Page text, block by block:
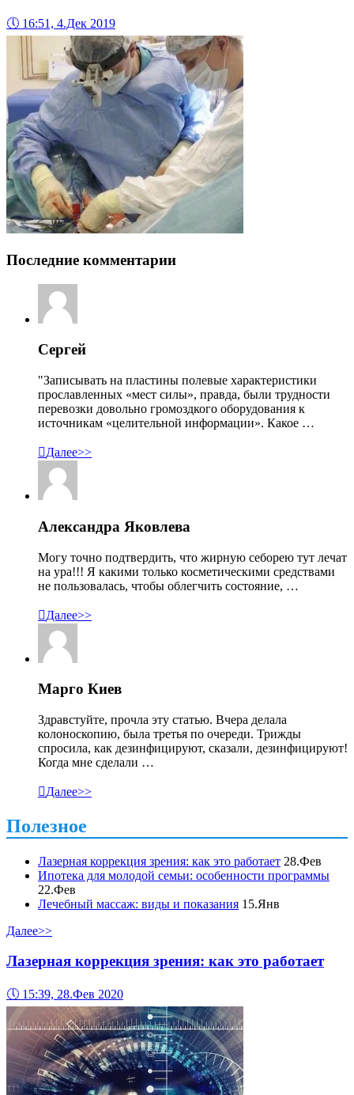
🕔 16:51, 4.Дек 2019
Последние комментарии
Сергей
"Записывать на пластины полевые характеристики
прославленных «мест силы», правда, были трудности
перевозки довольно громоздкого оборудования к
источникам «целительной информации». Какое …
Далее>>
Александра Яковлева
Могу точно подтвердить, что жирную себорею тут лечат
на ура!!! Я какими только косметическими средствами
не пользовалась, чтобы облегчить состояние, …
Далее>>
Марго Киев
Здравстуйте, прочла эту статью. Вчера делала
колоноскопию, была третья по очереди. Трижды
спросила, как дезинфицируют, сказали, дезинфицируют!
Когда мне сделали …
Далее>>
Полезное
Лазерная коррекция зрения: как это работает 28.Фев
Ипотека для молодой семьи: особенности программы
22.Фев
Лечебный массаж: виды и показания 15.Янв
Далее>>
Лазерная коррекция зрения: как это работает
🕔 15:39, 28.Фев 2020